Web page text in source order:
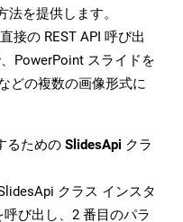
を提供します。
接の REST API 呼び出
PowerPoint スライドを
どの複数の画像形式に
るための SlidesApi クラ
クラス インスタ
呼び出し、2 番目のパラ